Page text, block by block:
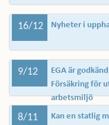
16/12 Nyheter i
9/12
EGA är
Försäkring för
arbetsmiljö
8/11
Kan en statlig